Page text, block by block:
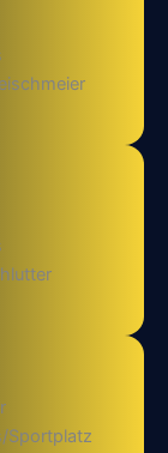
Sportplatz